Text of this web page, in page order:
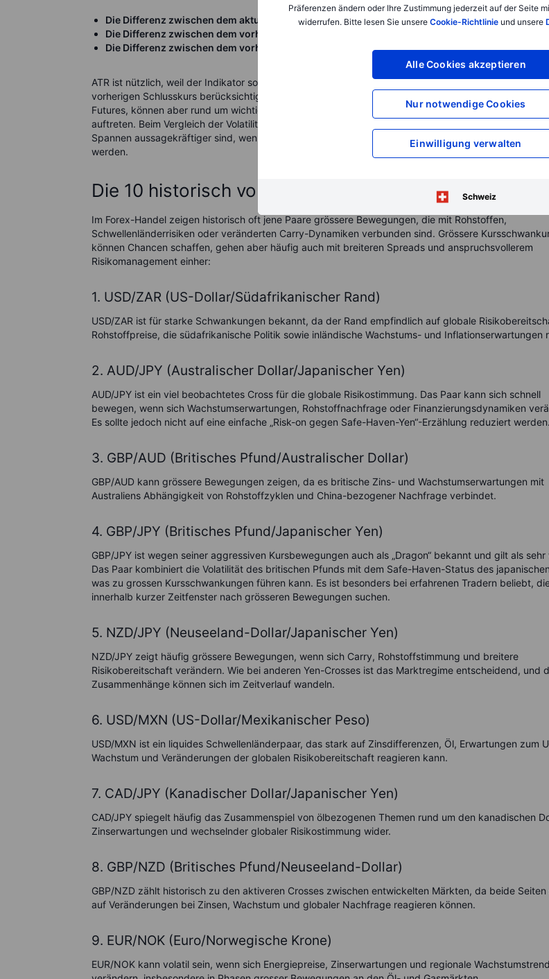
Präferenzen ändern oder Ihre Zustimmung jederzeit auf der Seite
widerrufen. Bitte lesen Sie unsere Cookie-Richtlinieund unsere
Alle Cookies akzeptieren
Nur notwendige Cookies
Einwilligung verwalten
Schweiz
Die Differenz zwischen dem aktuellen Hoch und dem aktuellen Tief.
Die Differenz zwischen dem vorherigen Schlusskurs und dem aktuellen Hoch.
Die Differenz zwischen dem vorherigen Schlusskurs und dem aktuellen Tief.
ATR ist nützlich, weil der Indikator sowohl die Handelsspanne des Tages als auch mögliche Lücken
vorherigen Schlusskurs berücksichtigt. Im Spot-Forex sind grössere Kurslücken seltener als bei
Futures, können aber rund um wichtige Wochenendnachrichten oder geldpolitische Schocks dennoch
auftreten. Beim Vergleich der Volatilität verschiedener Paare sollten Trader ausserdem beachten,
Spannen aussagekräftiger sind, wenn sie im Verhältnis zum Kursniveau des jeweiligen Paares
werden.
Die 10 historisch volatilsten Forex-Paare
Im Forex-Handel zeigen historisch oft jene Paare grössere Bewegungen, die mit Rohstoffen,
Schwellenländerrisiken oder veränderten Carry-Dynamiken verbunden sind. Grössere
können Chancen schaffen, gehen aber häufig auch mit breiteren Spreads und anspruchsvollerem
Risikomanagement einher:
1. USD/ZAR (US-Dollar/Südafrikanischer Rand)
USD/ZAR ist für starke Schwankungen bekannt, da der Rand empfindlich auf globale
Rohstoffpreise, die südafrikanische Politik sowie inländische Wachstums- und Inflationserwartungen
2. AUD/JPY (Australischer Dollar/Japanischer Yen)
AUD/JPY ist ein viel beobachtetes Cross für die globale Risikostimmung. Das Paar kann sich schnell
bewegen, wenn sich Wachstumserwartungen, Rohstoffnachfrage oder Finanzierungsdynamiken
Es sollte jedoch nicht auf eine einfache „Risk-on gegen Safe-Haven-Yen“-Erzählung reduziert werden.
3. GBP/AUD (Britisches Pfund/Australischer Dollar)
GBP/AUD kann grössere Bewegungen zeigen, da es britische Zins- und Wachstumserwartungen mit
Australiens Abhängigkeit von Rohstoffzyklen und China-bezogener Nachfrage verbindet.
4. GBP/JPY (Britisches Pfund/Japanischer Yen)
GBP/JPY ist wegen seiner aggressiven Kursbewegungen auch als „Dragon“ bekannt und gilt als sehr
Das Paar kombiniert die Volatilität des britischen Pfunds mit dem Safe-Haven-Status des
was zu grossen Kursschwankungen führen kann. Es ist besonders bei erfahrenen Tradern beliebt,
innerhalb kurzer Zeitfenster nach grösseren Bewegungen suchen.
5. NZD/JPY (Neuseeland-Dollar/Japanischer Yen)
NZD/JPY zeigt häufig grössere Bewegungen, wenn sich Carry, Rohstoffstimmung und breitere
Risikobereitschaft verändern. Wie bei anderen Yen-Crosses ist das Marktregime entscheidend, und
Zusammenhänge können sich im Zeitverlauf wandeln.
6. USD/MXN (US-Dollar/Mexikanischer Peso)
USD/MXN ist ein liquides Schwellenländerpaar, das stark auf Zinsdifferenzen, Öl, Erwartungen zum
Wachstum und Veränderungen der globalen Risikobereitschaft reagieren kann.
7. CAD/JPY (Kanadischer Dollar/Japanischer Yen)
CAD/JPY spiegelt häufig das Zusammenspiel von ölbezogenen Themen rund um den kanadischen
Zinserwartungen und wechselnder globaler Risikostimmung wider.
8. GBP/NZD (Britisches Pfund/Neuseeland-Dollar)
GBP/NZD zählt historisch zu den aktiveren Crosses zwischen entwickelten Märkten, da beide Seiten
auf Veränderungen bei Zinsen, Wachstum und globaler Nachfrage reagieren können.
9. EUR/NOK (Euro/Norwegische Krone)
EUR/NOK kann volatil sein, wenn sich Energiepreise, Zinserwartungen und regionale